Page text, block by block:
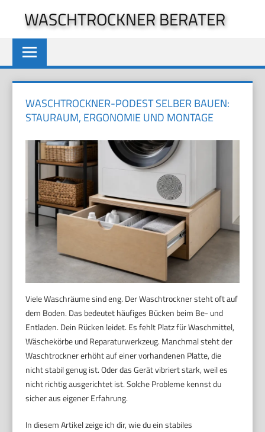
springen
WASCHTROCKNER BERATER
WASCHTROCKNER-PODEST SELBER BAUEN:
STAURAUM, ERGONOMIE UND MONTAGE
Viele Waschräume sind eng. Der Waschtrockner steht oft auf
dem Boden. Das bedeutet häufiges Bücken beim Be- und
Entladen. Dein Rücken leidet. Es fehlt Platz für Waschmittel,
Wäschekörbe und Reparaturwerkzeug. Manchmal steht der
Waschtrockner erhöht auf einer vorhandenen Platte, die
nicht stabil genug ist. Oder das Gerät vibriert stark, weil es
nicht richtig ausgerichtet ist. Solche Probleme kennst du
sicher aus eigener Erfahrung.
In diesem Artikel zeige ich dir, wie du ein stabiles